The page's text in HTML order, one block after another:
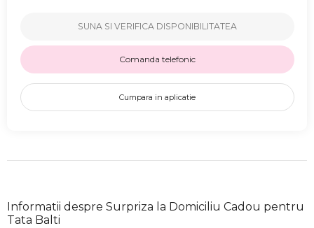
SUNA SI VERIFICA DISPONIBILITATEA
Comanda telefonic
Cumpara in aplicatie
Informatii despre Surpriza la Domiciliu Cadou pentru
Tata Balti